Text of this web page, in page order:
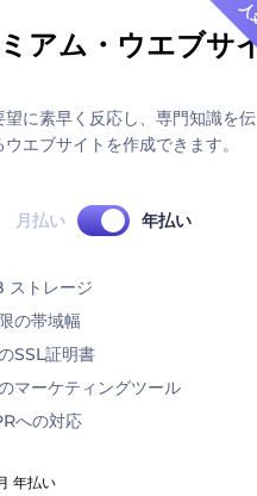
アム・ウエブサ
望に素早く反応し、専門知識を伝
ウエブサイトを作成できます。
月払い 年払い
ストレージ
の帯域幅
SSL証明書
マーケティングツール
への対応
年払い